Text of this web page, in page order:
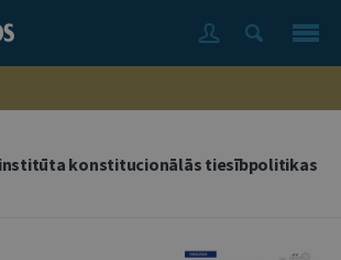
konstitucionālās tiesībpolitikas